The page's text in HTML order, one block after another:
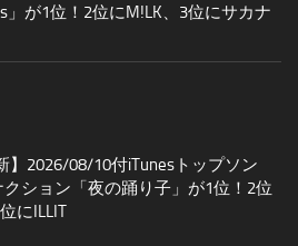
」が1位！2位にM!LK、3位にサカナ
】2026/08/10付iTunesトップソン
ション「夜の踊り子」が1位！2位
にILLIT